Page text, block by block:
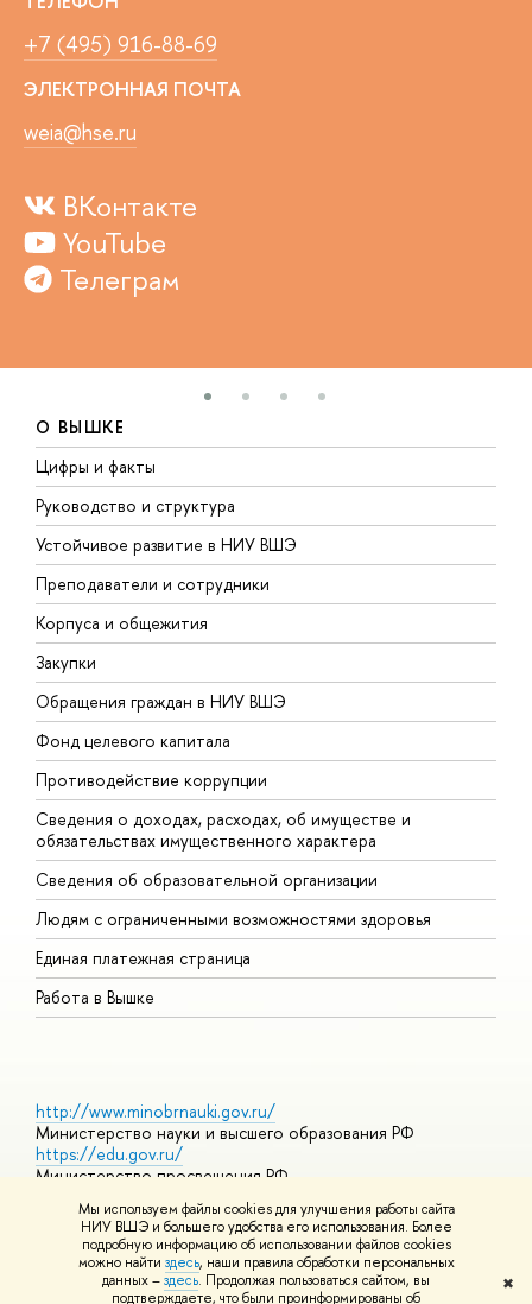
Мы используем файлы cookies для улучшения работы сайта
НИУ ВШЭ и большего удобства его использования. Более
подробную информацию об использовании файлов cookies
можно найти здесь, наши правила обработки персональных
данных –здесь. Продолжая пользоваться сайтом, вы
подтверждаете, что были проинформированы об
✖
+7 (495) 916-88-69
ЭЛЕКТРОННАЯ ПОЧТА
weia@hse.ru
ВКонтакте
YouTube
Телеграм
О ВЫШКЕ
Цифры и факты
Руководство и структура
Устойчивое развитие в НИУ ВШЭ
Преподаватели и сотрудники
Корпуса и общежития
Закупки
Обращения граждан в НИУ ВШЭ
Фонд целевого капитала
Противодействие коррупции
Сведения о доходах, расходах, об имуществе и
обязательствах имущественного характера
Сведения об образовательной организации
Людям с ограниченными возможностями здоровья
Единая платежная страница
Работа в Вышке
http://www.minobrnauki.gov.ru/
Министерство науки и высшего образования РФ
https://edu.gov.ru/
Министерство просвещения РФ
https://elearning.hse.ru/mooc
Массовые открытые онлайн-курсы
© НИУ ВШЭ 1993–2026 Адреса и контактыУсловия